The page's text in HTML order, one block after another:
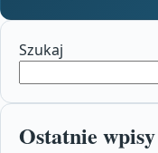
Szukaj
Ostatnie wpisy